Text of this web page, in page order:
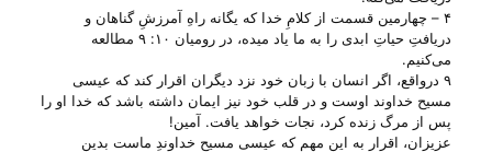
۴ – چهارمین قسمت از کلامِ خدا که یگانه راهِ آمرزشِ گناهان و
دریافتِ حیاتِ ابدی را به ما یاد میده، در رومیان ۱۰: ۹ مطالعه
می‌‌کنیم.
۹ درواقع، اگر انسان با زبان خود نزد دیگران اقرار کند که عیسی
مسیح خداوند اوست و در قلب خود نیز ایمان داشته باشد که خدا او را
پس از مرگ زنده کرد، نجات خواهد یافت. آمین!
عزیزان، اقرار به این مهم که عیسی مسیح خداوندِ ماست بدین